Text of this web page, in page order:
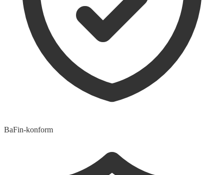
BaFin-konform